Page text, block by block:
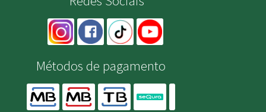
Métodos de pagamento